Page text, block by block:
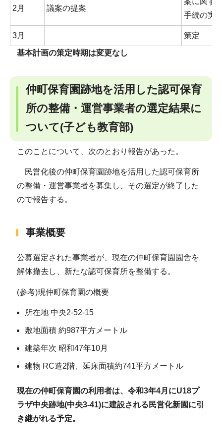
2月 議案の提案
手続の実
3月 策定
基本計画の策定時期は変更なし
仲町保育園跡地を活用した認可保育
所の整備・運営事業者の選定結果に
ついて(子ども教育部)
このことについて、次のとおり報告があった。
民営化後の仲町保育園跡地を活用した認可保育所
の整備・運営事業者を募集し、その選定が終了した
ので報告する。
事業概要
公募選定された事業者が、現在の仲町保育園園舎を
解体撤去し、新たな認可保育所を整備する。
(参考)現仲町保育園の概要
所在地 中央2-52-15
敷地面積 約987平方メートル
建築年次 昭和47年10月
建物 RC造2階、延床面積約741平方メートル
現在の仲町保育園の利用者は、令和3年4月にU18プ
ラザ中央跡地(中央3-41)に建設される民営化新園に引
き継がれる予定。